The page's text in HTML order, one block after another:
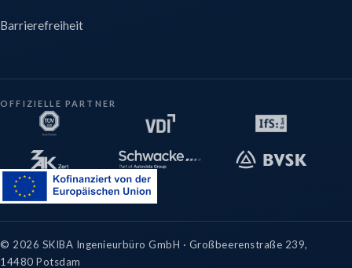
Barrierefreiheit
OFFIZIELLE PARTNER
© 2026 SKIBA Ingenieurbüro GmbH · Großbeerenstraße 239,
14480 Potsdam